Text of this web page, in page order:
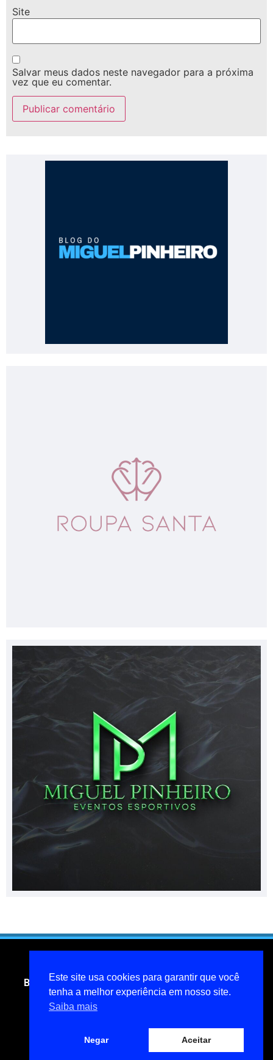
Site
Salvar meus dados neste navegador para a próxima
vez que eu comentar.
Blog do jornalista Miguel Pinheiro- todos os direitos
reservados
miguelpinheiroarcanjo@hotmail.com
Política de privacidade
Este site usa cookies para garantir que você
tenha a melhor experiência em nosso site.
Saiba mais
Negar Aceitar